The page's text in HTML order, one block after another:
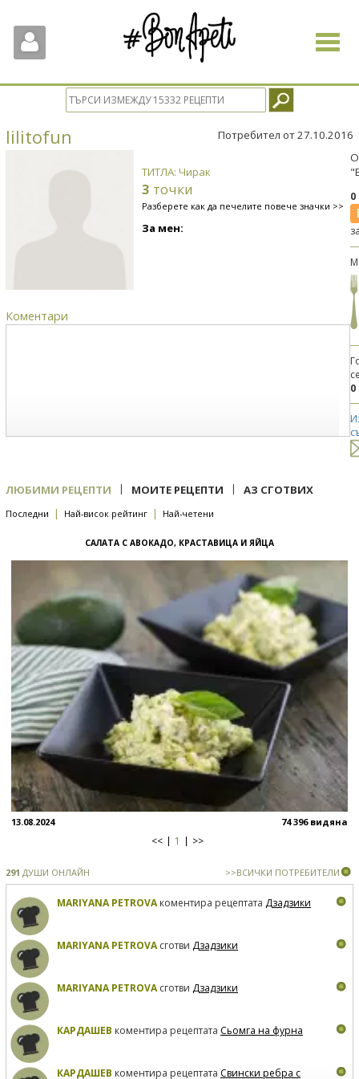
Toggle
lilitofun Потребител от 27.10.2016
ТИТЛА: Чирак
3 точки
Разберете как да печелите повече значки >>
За мен:
Коментари
0
ЛЮБИМИ РЕЦЕПТИ | МОИТЕ РЕЦЕПТИ | АЗ СГОТВИХ
Последни | Най-висок рейтинг | Най-четени
САЛАТА С АВОКАДО, КРАСТАВИЦА И ЯЙЦА
13.08.2024 74 396 видяна
<< 1 >>
291 ДУШИ ОНЛАЙН >>ВСИЧКИ ПОТРЕБИТЕЛИ
MARIYANA PETROVAкоментира рецептата Дзадзики
MARIYANA PETROVAсготви Дзадзики
MARIYANA PETROVAсготви Дзадзики
КАРДАШЕВ коментира рецептата Сьомга на фурна
КАРДАШЕВ коментира рецептата Свински ребра с